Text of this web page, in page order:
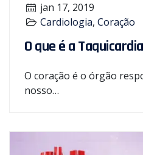
jan 17, 2019
Cardiologia,Coração
O que é a
O coração é o órgão
nosso…